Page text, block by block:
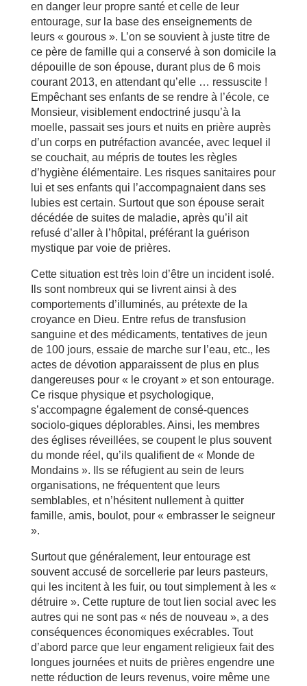
en danger leur propre santé et celle de leur
entourage, sur la base des enseignements de
leurs « gourous ». L’on se souvient à juste titre de
ce père de famille qui a conservé à son domicile la
dépouille de son épouse, durant plus de 6 mois
courant 2013, en attendant qu’elle … ressuscite !
Empêchant ses enfants de se rendre à l’école, ce
Monsieur, visiblement endoctriné jusqu’à la
moelle, passait ses jours et nuits en prière auprès
d’un corps en putréfaction avancée, avec lequel il
se couchait, au mépris de toutes les règles
d’hygiène élémentaire. Les risques sanitaires pour
lui et ses enfants qui l’accompagnaient dans ses
lubies est certain. Surtout que son épouse serait
décédée de suites de maladie, après qu’il ait
refusé d’aller à l’hôpital, préférant la guérison
mystique par voie de prières.
Cette situation est très loin d’être un incident isolé.
Ils sont nombreux qui se livrent ainsi à des
comportements d’illuminés, au prétexte de la
croyance en Dieu. Entre refus de transfusion
sanguine et des médicaments, tentatives de jeun
de 100 jours, essaie de marche sur l’eau, etc., les
actes de dévotion apparaissent de plus en plus
dangereuses pour « le croyant » et son entourage.
Ce risque physique et psychologique,
s’accompagne également de consé-quences
sociolo-giques déplorables. Ainsi, les membres
des églises réveillées, se coupent le plus souvent
du monde réel, qu’ils qualifient de « Monde de
Mondains ». Ils se réfugient au sein de leurs
organisations, ne fréquentent que leurs
semblables, et n’hésitent nullement à quitter
famille, amis, boulot, pour « embrasser le seigneur
».
Surtout que généralement, leur entourage est
souvent accusé de sorcellerie par leurs pasteurs,
qui les incitent à les fuir, ou tout simplement à les «
détruire ». Cette rupture de tout lien social avec les
autres qui ne sont pas « nés de nouveau », a des
conséquences économiques exécrables. Tout
d’abord parce que leur engament religieux fait des
longues journées et nuits de prières engendre une
nette réduction de leurs revenus, voire même une